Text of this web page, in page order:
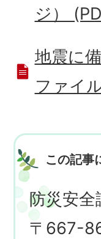
ジ）
地震に
ファイ
この記事
防災安全
〒667-